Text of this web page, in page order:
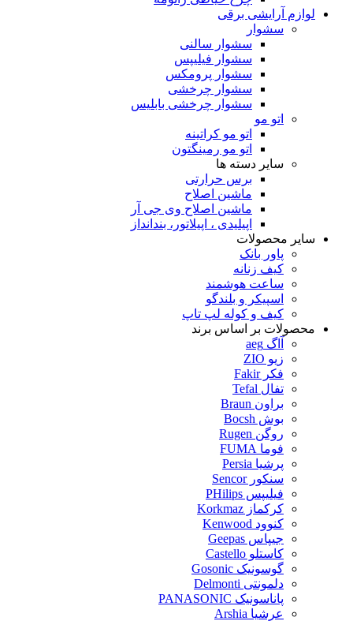
لوازم آرایشی برقی
سشوار
سشوار سالنی
سشوار فیلیپس
سشوار پرومکس
سشوار چرخشی
سشوار چرخشی بابلیس
اتو مو
اتو مو کراتینه
اتو مو رمینگتون
سایر دسته ها
برس حرارتی
ماشین اصلاح
ماشین اصلاح وی جی آر
اپیلیدی ، اپیلاتور، بندانداز
سایر محصولات
پاور بانک
کیف زنانه
ساعت هوشمند
اسپیکر و بلندگو
کیف و کوله لپ تاپ
محصولات بر اساس برند
آاگ aeg
زیو ZIO
فکر Fakir
تفال Tefal
براون Braun
بوش Bocsh
روگن Rugen
فوما FUMA
پرشیا Persia
سنکور Sencor
فیلیپس PHilips
کرکماز Korkmaz
کنوود Kenwood
جیپاس Geepas
کاستلو Castello
گوسونیک Gosonic
دلمونتی Delmonti
پاناسونیک PANASONIC
عرشیا Arshia